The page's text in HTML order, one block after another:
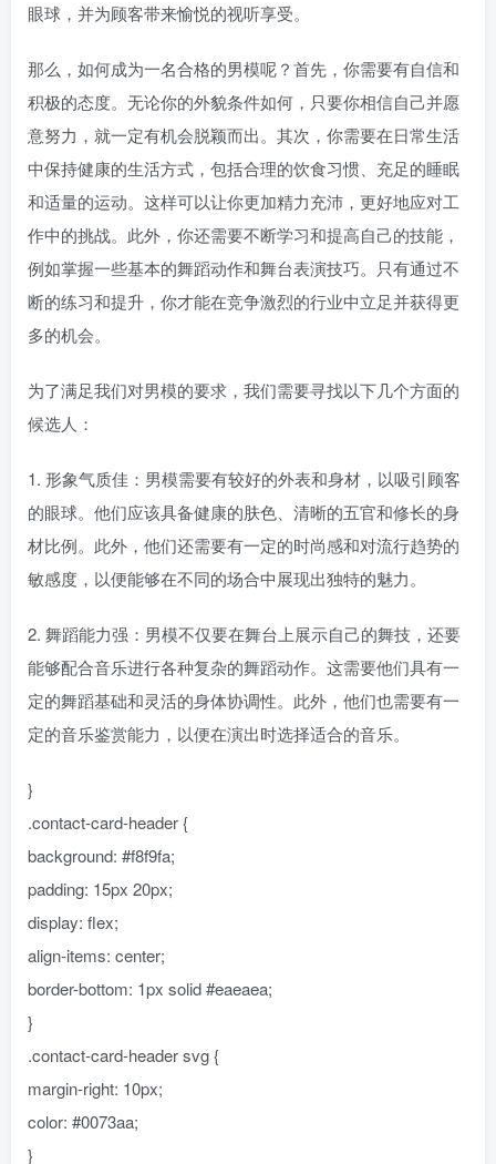
眼球，并为顾客带来愉悦的视听享受。
那么，如何成为一名合格的男模呢？首先，你需要有自信和
积极的态度。无论你的外貌条件如何，只要你相信自己并愿
意努力，就一定有机会脱颖而出。其次，你需要在日常生活
中保持健康的生活方式，包括合理的饮食习惯、充足的睡眠
和适量的运动。这样可以让你更加精力充沛，更好地应对工
作中的挑战。此外，你还需要不断学习和提高自己的技能，
例如掌握一些基本的舞蹈动作和舞台表演技巧。只有通过不
断的练习和提升，你才能在竞争激烈的行业中立足并获得更
多的机会。
为了满足我们对男模的要求，我们需要寻找以下几个方面的
候选人：
1. 形象气质佳：男模需要有较好的外表和身材，以吸引顾客
的眼球。他们应该具备健康的肤色、清晰的五官和修长的身
材比例。此外，他们还需要有一定的时尚感和对流行趋势的
敏感度，以便能够在不同的场合中展现出独特的魅力。
2. 舞蹈能力强：男模不仅要在舞台上展示自己的舞技，还要
能够配合音乐进行各种复杂的舞蹈动作。这需要他们具有一
定的舞蹈基础和灵活的身体协调性。此外，他们也需要有一
定的音乐鉴赏能力，以便在演出时选择适合的音乐。
}
.contact-card-header {
background: #f8f9fa;
padding: 15px 20px;
display: flex;
align-items: center;
border-bottom: 1px solid #eaeaea;
}
.contact-card-header svg {
margin-right: 10px;
color: #0073aa;
}